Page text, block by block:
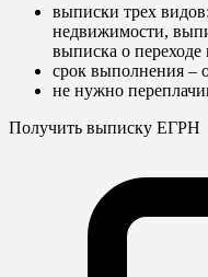
выписки трех
недвижимости,
выписка о переходе
срок выполнения –
не нужно
Получить выписку ЕГРН